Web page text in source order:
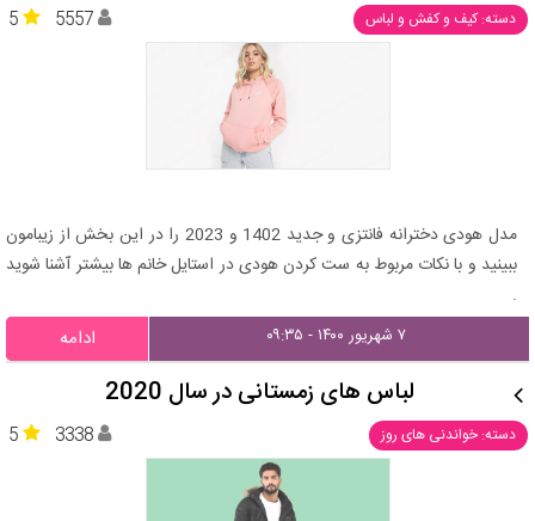
دسته: کیف و کفش و لباس 5 5557
مدل هودی دخترانه فانتزی و جدید 1402 و 2023 را در این بخش از زیبامون
ببینید و با نکات مربوط به ست کردن هودی در استایل خانم ها بیشتر آشنا شوید
.
۷ شهریور ۱۴۰۰ - ۰۹:۳۵ ادامه
لباس ‌های زمستانی در سال 2020
دسته: خواندنی های روز 5 3338